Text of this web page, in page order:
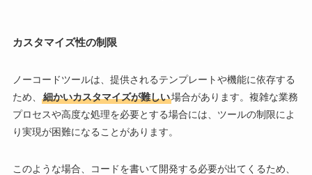
カスタマイズ性の制限
ノーコードツールは、提供されるテンプレートや機能に依存する
ため、
細かいカスタマイズが難しい場合があります。複雑な業務
プロセスや高度な処理を必要とする場合には、ツールの制限によ
り実現が困難になることがあります。
このような場合、コードを書いて開発する必要が出てくるため、